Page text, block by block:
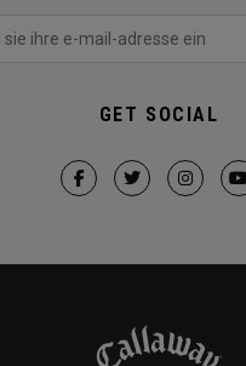
GET SOCIAL